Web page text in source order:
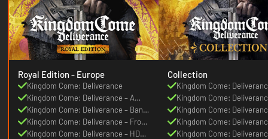
Royal Edition - Europe
Kingdom Come: Deliverance
Kingdom Come: Deliverance – A
Woman's Lot
Kingdom Come: Deliverance – Band
of Bastards
Kingdom Come: Deliverance – From
the Ashes
Kingdom Come: Deliverance – HD
Collection
Kingdom Come:
Kingdom Come:
Woman's Lot
Kingdom Come:
of Bastards
Kingdom Come:
Amorous Adventures of
Kingdom Come: